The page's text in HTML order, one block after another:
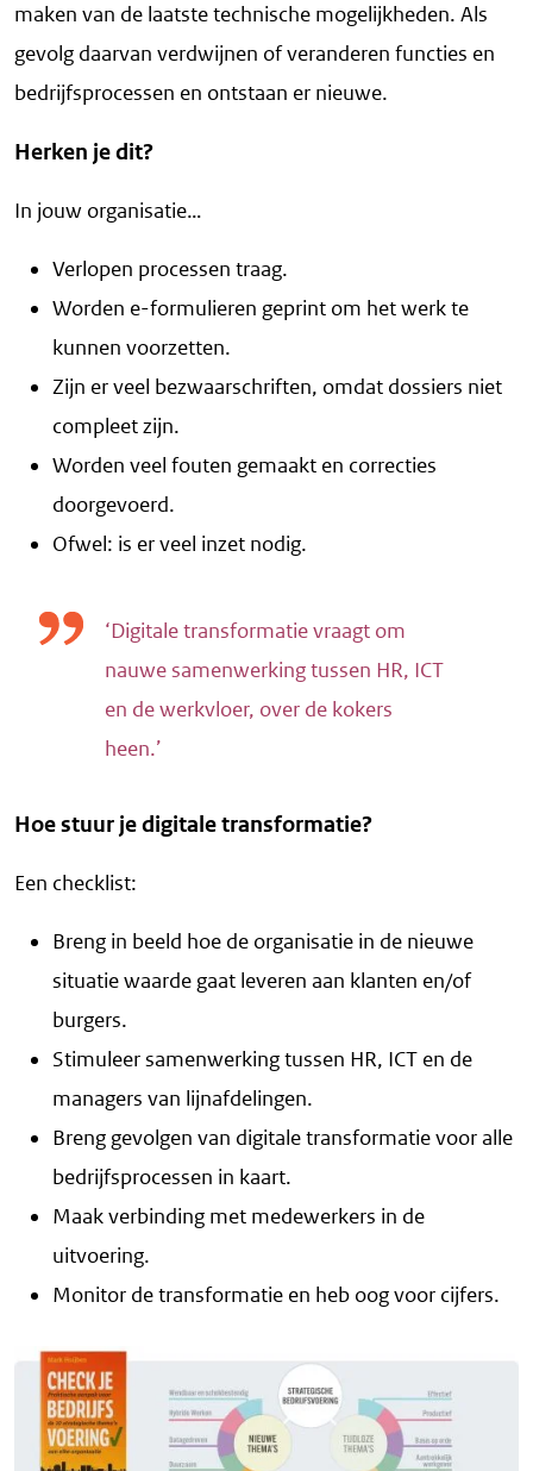
maken van de laatste technische mogelijkheden. Als
gevolg daarvan verdwijnen of veranderen functies en
bedrijfsprocessen en ontstaan er nieuwe.
Herken je dit?
In jouw organisatie…
Verlopen processen traag.
Worden e-formulieren geprint om het werk te
kunnen voorzetten.
Zijn er veel bezwaarschriften, omdat dossiers niet
compleet zijn.
Worden veel fouten gemaakt en correcties
doorgevoerd.
Ofwel: is er veel inzet nodig.
‘Digitale transformatie vraagt om
nauwe samenwerking tussen HR, ICT
en de werkvloer, over de kokers
heen.’
Hoe stuur je digitale transformatie?
Een checklist:
Breng in beeld hoe de organisatie in de nieuwe
situatie waarde gaat leveren aan klanten en/of
burgers.
Stimuleer samenwerking tussen HR, ICT en de
managers van lijnafdelingen.
Breng gevolgen van digitale transformatie voor alle
bedrijfsprocessen in kaart.
Maak verbinding met medewerkers in de
uitvoering.
Monitor de transformatie en heb oog voor cijfers.